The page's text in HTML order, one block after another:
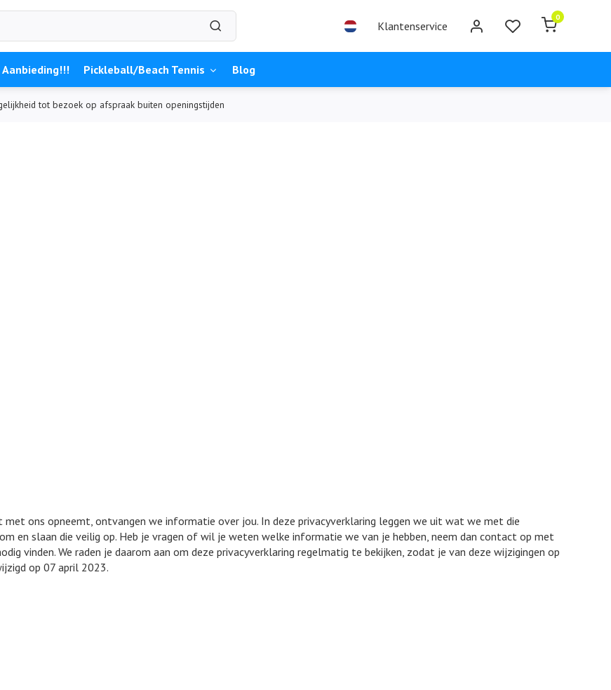
Klantenservice
0
Aanbieding!!! Pickleball/Beach Tennis Blog
tot bezoek op afspraak buiten openingstijden
ons opneemt, ontvangen we informatie over jou. In deze privacyverklaring leggen we uit wat we met die
en slaan die veilig op. Heb je vragen of wil je weten welke informatie we van je hebben, neem dan contact op met
vinden. We raden je daarom aan om deze privacyverklaring regelmatig te bekijken, zodat je van deze wijzigingen op
op 07 april 2023.